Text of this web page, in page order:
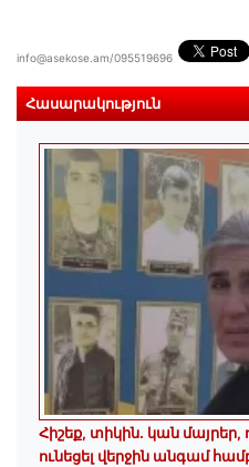
info@asekose.am/095519696
Հասարակություն
Հիշեք, տիկին․ կան մայրեր,
ունեցել վերջին անգամ